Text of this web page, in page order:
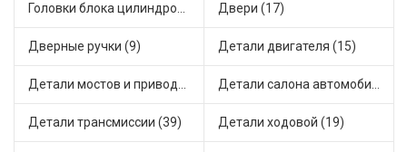
Головки блока цилиндров (2) Двери (17)
Дверные ручки (9) Детали двигателя (15)
Детали мостов и привода трансмиссии (58) Детали салона автомобиля (47)
Детали трансмиссии (39) Детали ходовой (19)